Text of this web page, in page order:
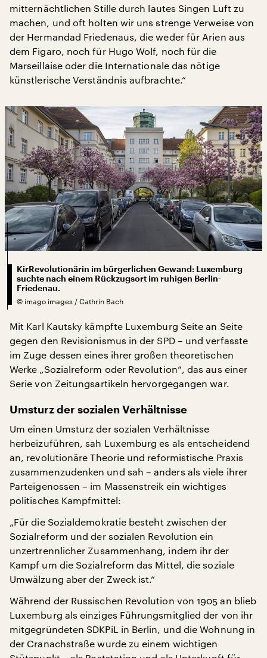
mitternächtlichen Stille durch lautes Singen Luft zu
machen, und oft holten wir uns strenge Verweise von
der Hermandad Friedenaus, die weder für Arien aus
dem Figaro, noch für Hugo Wolf, noch für die
Marseillaise oder die Internationale das nötige
künstlerische Verständnis aufbrachte.“
KirRevolutionärin im bürgerlichen Gewand: Luxemburg
suchte nach einem Rückzugsort im ruhigen Berlin-
Friedenau.
© imago images / Cathrin Bach
Mit Karl Kautsky kämpfte Luxemburg Seite an Seite
gegen den Revisionismus in der SPD – und verfasste
im Zuge dessen eines ihrer großen theoretischen
Werke „Sozialreform oder Revolution“, das aus einer
Serie von Zeitungsartikeln hervorgegangen war.
Umsturz der sozialen Verhältnisse
Um einen Umsturz der sozialen Verhältnisse
herbeizuführen, sah Luxemburg es als entscheidend
an, revolutionäre Theorie und reformistische Praxis
zusammenzudenken und sah – anders als viele ihrer
Parteigenossen – im Massenstreik ein wichtiges
politisches Kampfmittel:
„Für die Sozialdemokratie besteht zwischen der
Sozialreform und der sozialen Revolution ein
unzertrennlicher Zusammenhang, indem ihr der
Kampf um die Sozialreform das Mittel, die soziale
Umwälzung aber der Zweck ist.“
Während der Russischen Revolution von 1905 an blieb
Luxemburg als einziges Führungsmitglied der von ihr
mitgegründeten SDKPiL in Berlin, und die Wohnung in
der Cranachstraße wurde zu einem wichtigen